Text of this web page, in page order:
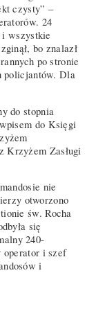
czysty” –
24
i wszystkie
bo znalazł
po stronie
policjantów. Dla
do stopnia
do Księgi
Krzyżem Zasługi
nie
otworzono
św. Rocha
się
240-
operator i szef
i